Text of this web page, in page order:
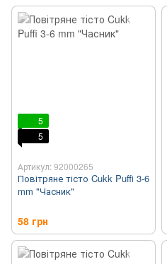
5
5
Артикул: 92000265
Повітряне тісто Cukk Puffi 3-6
mm "Часник"
58 грн